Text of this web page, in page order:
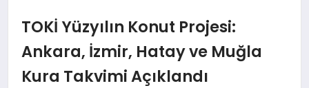
SPOR
TOKİ Yüzyılın Konut Projesi:
Ankara, İzmir, Hatay ve Muğla
Kura Takvimi Açıklandı